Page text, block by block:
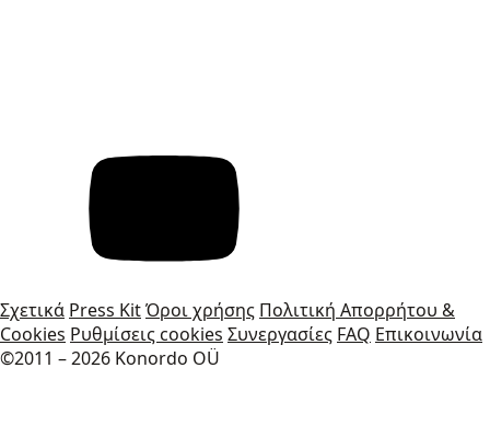
Σχετικά Press KitΌροι χρήσης Πολιτική Απορρήτου &
Cookies Ρυθμίσεις cookies Συνεργασίες FAQ Επικοινωνία
©2011 – 2026 Konordo OÜ